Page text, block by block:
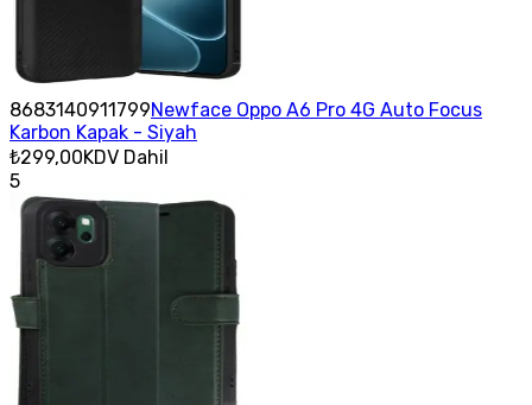
8683140911799Newface Oppo A6 Pro 4G Auto Focus
Karbon Kapak - Siyah
₺299,00KDV Dahil
5